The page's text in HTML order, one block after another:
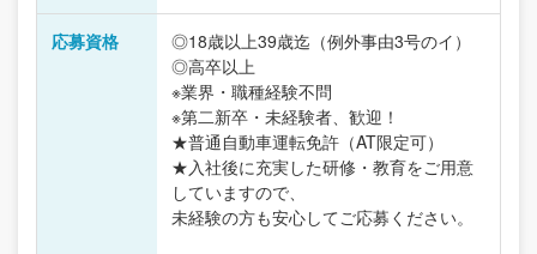
応募資格
◎18歳以上39歳迄（例外事由3号のイ）
◎高卒以上
※業界・職種経験不問
※第二新卒・未経験者、歓迎！
★普通自動車運転免許（AT限定可）
★入社後に充実した研修・教育をご用意
していますので、
未経験の方も安心してご応募ください。